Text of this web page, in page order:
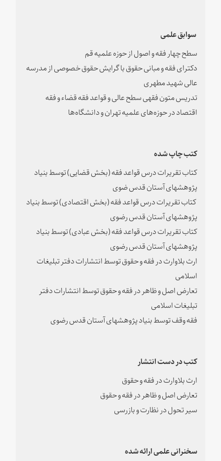
سوابق علمی
سطح چهار فقه و اصول از حوزه علمیه قم
دکترای فقه و مبانی حقوق با گرایش حقوق خصوصی از مدرسه
عالی شهید مطهری
تدریس متون فقهی سطح عالی و قواعد فقه قضاء و فقه
اقتصاد در حوزه‌های علمیه تهران و دانشگاه‌ها
کتب چاپ شده
کتاب تقریرات درس قواعد فقه (بخش قضایی) توسط بنیاد
پژوهشهای آستان قدس ضوی
کتاب تقریرات درس قواعد فقه (بخش اقتصادی) توسط بنیاد
پژوهشهای آستان قدس رضوی
کتاب تقریرات درس قواعد فقه (بخش عبادی) توسط بنیاد
پژوهشهای آستان قدس رضوی
ارث بلاوارث در فقه و حقوق توسط انتشارات دفتر تبلیغات
اسلامی
تعارض اصل و ظاهر در فقه و حقوق توسط انتشارات دفتر
تبلیغات اسلامی
فقه وقف توسط بنیاد پژوهشهای آستان قدس رضوی
کتب در دست انتشار
ارث بلاوارث در فقه و حقوق
تعارض اصل و ظاهر در فقه و حقوق
سیر تحول در نظارت و بازرسی
سخنرانی علمی ارائه شده